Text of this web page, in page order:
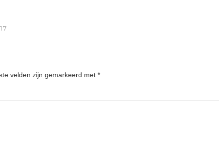
velden zijn gemarkeerd met *